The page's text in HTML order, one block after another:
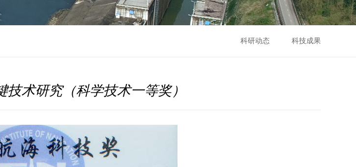
科研动态 科技成果
术研究（科学技术一等奖）